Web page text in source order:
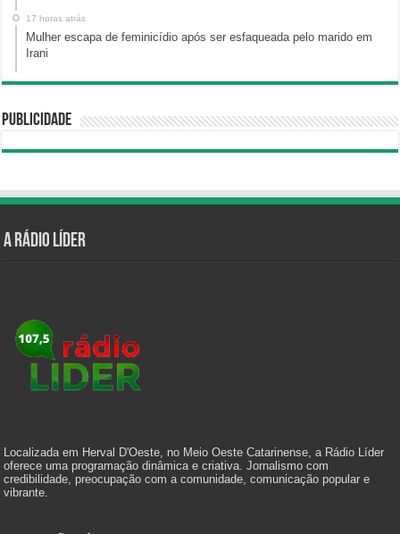
17 horas atrás
Mulher escapa de feminicídio após ser esfaqueada pelo marido em
Irani
Publicidade
A Rádio Líder
Localizada em Herval D'Oeste, no Meio Oeste Catarinense, a Rádio Líder
oferece uma programação dinâmica e criativa. Jornalismo com
credibilidade, preocupação com a comunidade, comunicação popular e
vibrante.